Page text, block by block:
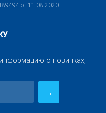
от 11.08.2020
о новинках,